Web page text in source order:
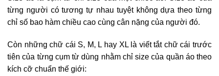
từng người có tương tự nhau tuyệt không dựa theo từng
chỉ số bao hàm chiều cao cùng cân nặng của người đó.
Còn những chữ cái S, M, L hay XL là viết tắt chữ cái trước
tiên của từng cụm từ dùng nhằm chỉ size của quần áo theo
kích cỡ chuẩn thế giới: